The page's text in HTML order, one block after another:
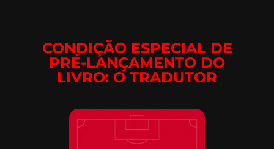
CONDIÇÃO ESPECIAL DE
PRÉ-LANÇAMENTO DO
LIVRO: O TRADUTOR